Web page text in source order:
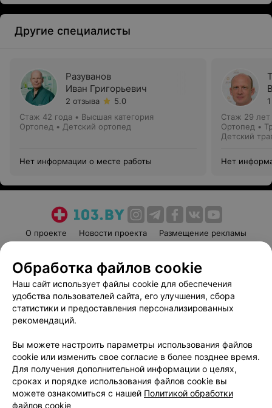
Другие специалисты
Разуванов
Иван Григорьевич
2 отзыва
5.0
Стаж 42 года • Высшая категория
Ортопед • Детский ортопед
Нет информации о месте работы
Стаж 29 лет
Ортопед •
Детский
Нет
О проекте Новости проекта
Размещение рекламы
Пользовательское соглашение
Способы оплаты
Вакансии
Партнеры
Написать руководителю 103.by
Обработка персональных данных
Обработка файлов cookie
Наш сайт использует файлы cookie для обеспечения
удобства пользователей сайта, его улучшения, сбора
статистики и предоставления персонализированных
рекомендаций.
Вы можете настроить параметры использования файлов
cookie или изменить свое согласие в более позднее время.
Для получения дополнительной информации о целях,
сроках и порядке использования файлов cookie вы
можете ознакомиться с нашей Политикой обработки
файлов cookie